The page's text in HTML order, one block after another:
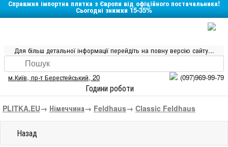
Справжня імпортна плитка з Європи від офіційного постачальника!
Сьогодні знижки 15-35%
Для більш детальної інформації перейдіть на повну версію сайту...
м.Київ, пр-т Берестейський, 20 (097)969-99-79
Години роботи
PLITKA.EU→ Німеччина→ Feldhaus→ Classic Feldhaus
Назад